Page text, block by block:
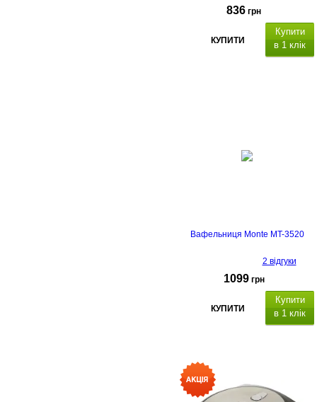
836 грн
КУПИТИ
Купити
в 1 клік
Вафельниця Monte MT-3520
2 відгуки
1099 грн
КУПИТИ
Купити
в 1 клік